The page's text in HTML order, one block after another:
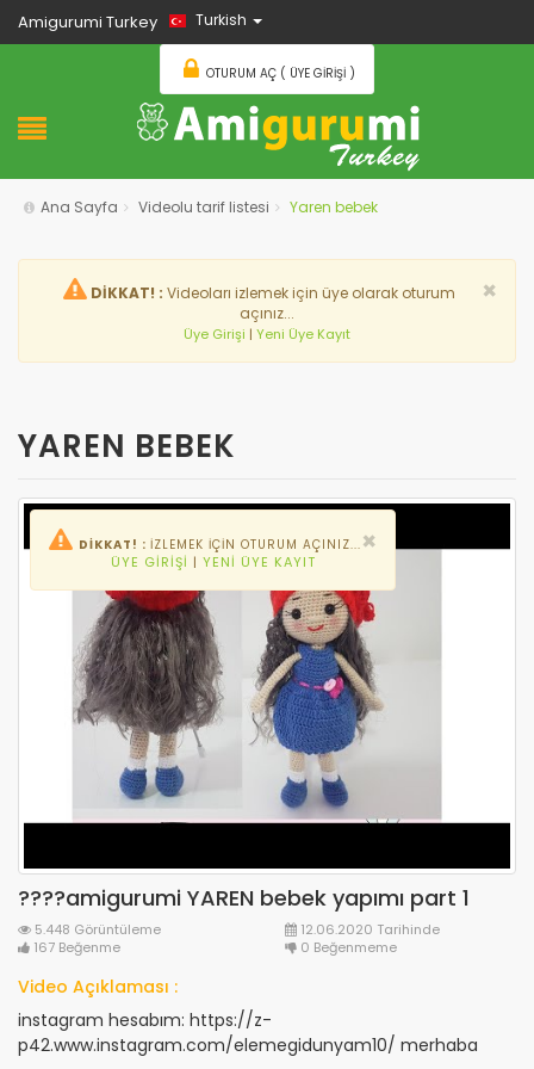
Amigurumi Turkey Turkish
OTURUM AÇ ( ÜYE GIRIŞI )
Ana Sayfa Videolu tarif listesi Yaren bebek
×
DİKKAT! : Videoları izlemek için üye olarak oturum
açınız...
Üye Girişi | Yeni Üye Kayıt
YAREN BEBEK
×
DİKKAT! : İZLEMEK IÇIN OTURUM AÇINIZ...
ÜYE GIRIŞI | YENI ÜYE KAYIT
????amigurumi YAREN bebek yapımı part 1
5.448 Görüntüleme
12.06.2020 Tarihinde
167 Beğenme
0 Beğenmeme
Video Açıklaması :
instagram hesabım: https://z-
p42.www.instagram.com/elemegidunyam10/ merhaba